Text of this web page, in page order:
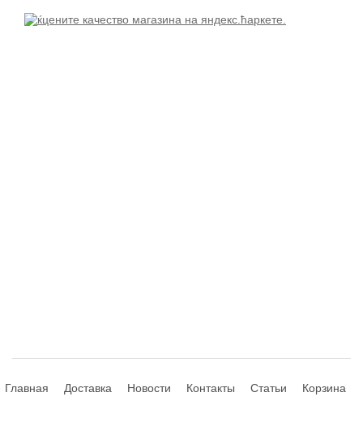
Главная Доставка Новости Контакты Статьи Корзина